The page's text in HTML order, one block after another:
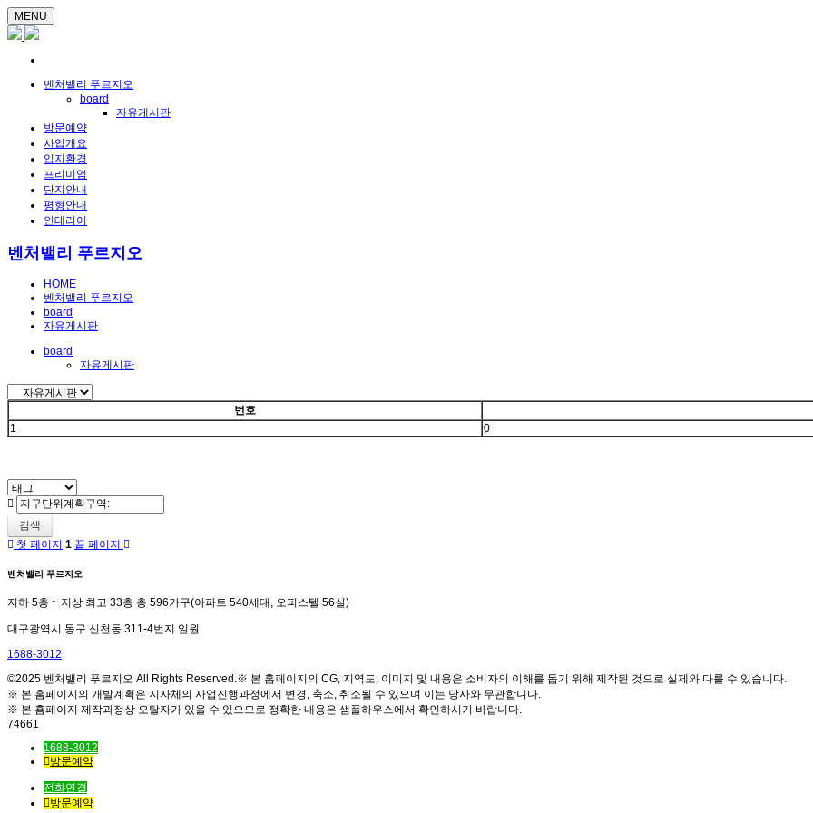
MENU
벤처밸리 푸르지오
board
자유게시판
방문예약
사업개요
입지환경
프리미엄
단지안내
평형안내
인테리어
벤처밸리 푸르지오
HOME
벤처밸리 푸르지오
board
자유게시판
board
자유게시판
번호
1
0
검색
첫 페이지 1 끝 페이지
벤처밸리 푸르지오
지하 5층 ~ 지상 최고 33층 총 596가구(아파트 540세대, 오피스텔 56실)
대구광역시 동구 신천동 311-4번지 일원
1688-3012
©2025 벤처밸리 푸르지오 All Rights Reserved.※ 본 홈페이지의 CG, 지역도, 이미지 및 내용은 소비자의 이해를 돕기 위해 제작된 것으로 실제와 다를 수 있습니다.
※ 본 홈페이지의 개발계획은 지자체의 사업진행과정에서 변경, 축소, 취소될 수 있으며 이는 당사와 무관합니다.
※ 본 홈페이지 제작과정상 오탈자가 있을 수 있으므로 정확한 내용은 샘플하우스에서 확인하시기 바랍니다.
74661
1688-3012
방문예약
전화연결
방문예약